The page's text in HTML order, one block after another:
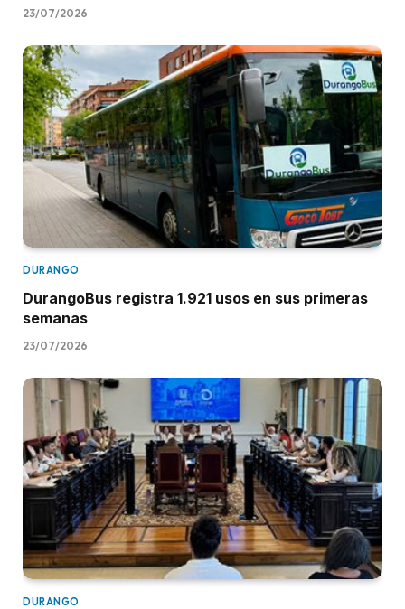
23/07/2026
DURANGO
DurangoBus registra 1.921 usos en sus primeras
semanas
23/07/2026
DURANGO